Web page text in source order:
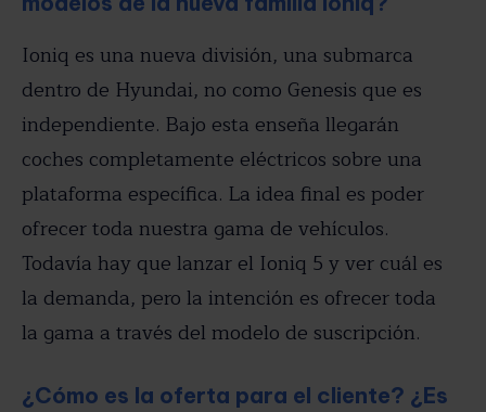
Ioniq es una nueva división, una submarca
dentro de Hyundai, no como Genesis que es
independiente. Bajo esta enseña llegarán
coches completamente eléctricos sobre una
plataforma específica. La idea final es poder
ofrecer toda nuestra gama de vehículos.
Todavía hay que lanzar el Ioniq 5 y ver cuál es
la demanda, pero la intención es ofrecer toda
la gama a través del modelo de suscripción.
¿Cómo es la oferta para el cliente? ¿Es